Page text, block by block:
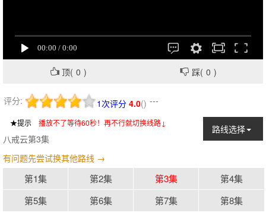
顶( 0 ) 踩( 0 )
评分: 4.0(
1次评分 ) ---
★提示 播放不了等待60秒！再不行就切换线路↓
路线选择
八戒云第3集
有问题先尝试换其他路线 →
第1集 第2集 第3集
第4集
第5集
第6集 第7集 第8集